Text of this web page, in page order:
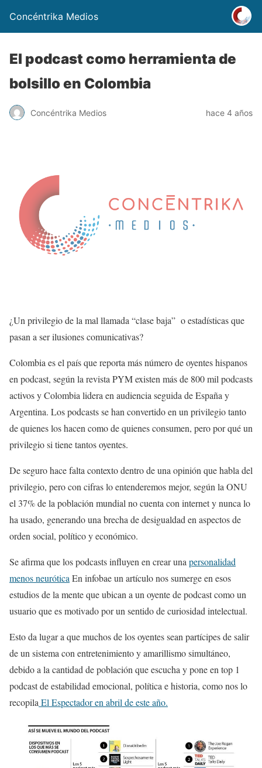
Concéntrika Medios
El podcast como herramienta de
bolsillo en Colombia
Concéntrika Medios hace 4 años
¿Un privilegio de la mal llamada “clase baja” o estadísticas que
pasan a ser ilusiones comunicativas?
Colombia es el país que reporta más número de oyentes hispanos
en podcast, según la revista PYMexisten más de 800 mil podcasts
activos yColombia lidera en audienciaseguida de España y
Argentina. Los podcasts se han convertido en un privilegio tanto
de quienes los hacen como de quienes consumen, pero por qué un
privilegio si tiene tantos oyentes.
De seguro hace falta contexto dentro de una opinión que habla del
privilegio, pero con cifras lo entenderemos mejor, según la ONU
el 37% de la población mundial no cuenta con internety nunca lo
ha usado, generando una brecha de desigualdad en aspectos de
orden social, político y económico.
Se afirma que los podcasts influyen en crear unapersonalidad
menos neuróticaEn infobae un artículo nos sumerge en esos
estudios de la mente que ubican a unoyentede podcast como un
usuario que esmotivado por un sentido de curiosidad intelectual.
Esto da lugar a que muchos de los oyentes sean partícipes desalir
de un sistemacon entretenimiento y amarillismo simultáneo,
debido a la cantidad de población que escucha y pone en top 1
podcast de estabilidad emocional, política e historia, como nos lo
recopilaEl Espectador en abril de este año.